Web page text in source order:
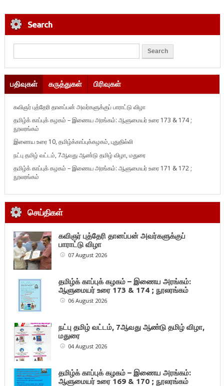
Search
பதிவுகள் கருத்துகள் பிரிவுகள்
கவிஞர் புத்தேரி தானப்பன் அவர்களுக்குப் பாராட்டு விழா
தமிழ்க் காப்புக் கழகம் – இணைய அரங்கம்: ஆளுமையர் உரை 173 & 174 ;
நூலரங்கம்
இணைய உரை 10, தமிழ்க்காப்புக்கழகம், புதுதில்லி
நட்பு தமிழ் வட்டம், 7ஆவது ஆண்டு தமிழ் விழா, மதுரை
தமிழ்க் காப்புக் கழகம் – இணைய அரங்கம்: ஆளுமையர் உரை 171 & 172 ;
நூலரங்கம்
செய்திகள்
கவிஞர் புத்தேரி தானப்பன் அவர்களுக்குப்
பாராட்டு விழா
07 August 2026
தமிழ்க் காப்புக் கழகம் – இணைய அரங்கம்:
ஆளுமையர் உரை 173 & 174 ; நூலரங்கம்
06 August 2026
நட்பு தமிழ் வட்டம், 7ஆவது ஆண்டு தமிழ் விழா,
மதுரை
04 August 2026
தமிழ்க் காப்புக் கழகம் – இணைய அரங்கம்:
ஆளுமையர் உரை 169 & 170 ; நூலரங்கம்